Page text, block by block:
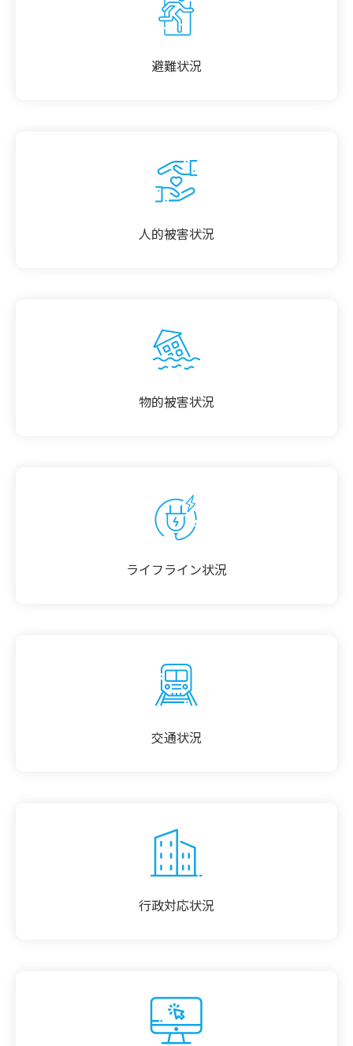
避難状況
人的被害状況
物的被害状況
ライフライン状況
交通状況
行政対応状況